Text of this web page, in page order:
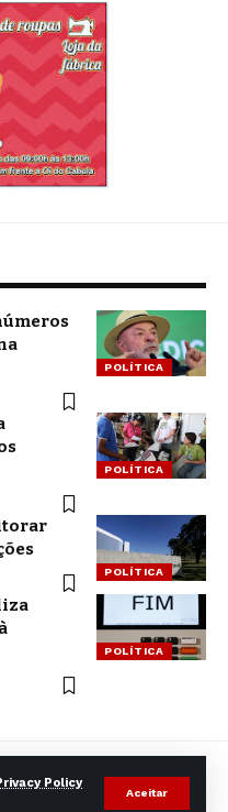
Policy
Aceitar
POLÍTICA
POLÍTICA
POLÍTICA
POLÍTICA